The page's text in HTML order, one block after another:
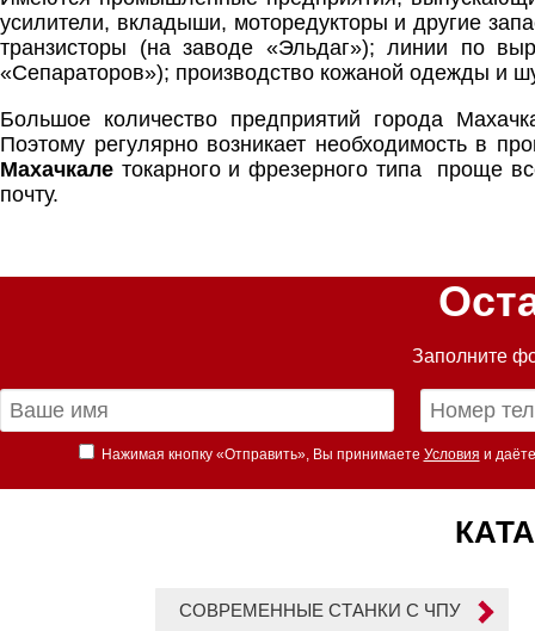
усилители, вкладыши, моторедукторы и другие
транзисторы (на заводе «Эльдаг»); линии по
«Сепараторов»); производство кожаной одежды и
Большое количество предприятий города
Поэтому регулярно возникает необходимость в
Махачкале токарного и фрезерного типа проще
почту.
Заполните
Нажимая кнопку «Отправить», Вы принимаете Условия и
СОВРЕМЕННЫЕ СТАНКИ С ЧПУ